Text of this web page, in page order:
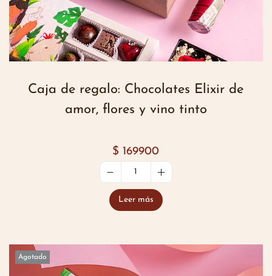
Caja de regalo: Chocolates Elixir de
amor, flores y vino tinto
$ 169900
Leer más
Agotado